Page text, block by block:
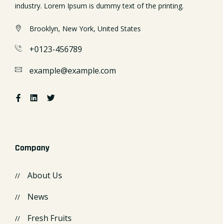
industry. Lorem Ipsum is dummy text of the printing.
Brooklyn, New York, United States
+0123-456789
example@example.com
Company
About Us
News
Fresh Fruits